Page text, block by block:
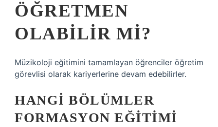
ÖĞRETMEN
OLABILIR MI?
Müzikoloji eğitimini tamamlayan öğrenciler öğretim
görevlisi olarak kariyerlerine devam edebilirler.
HANGI BÖLÜMLER
FORMASYON EĞITIMI